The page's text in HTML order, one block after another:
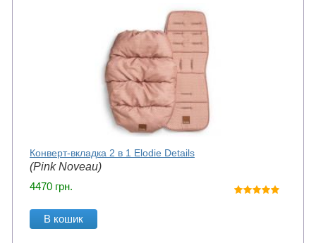
Конверт-вкладка 2 в 1 Elodie Details
(Pink Noveau)
4470 грн.
В кошик